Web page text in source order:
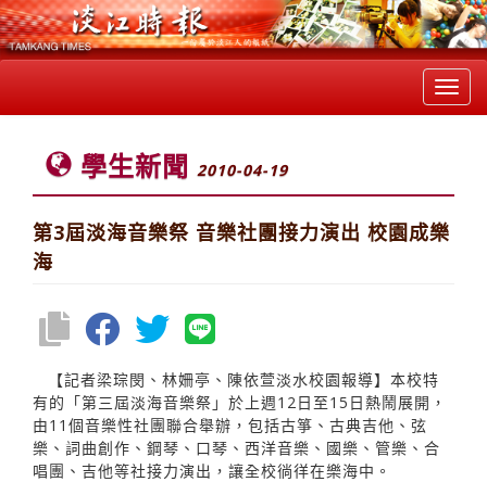
學生新聞 2010-04-19
第3屆淡海音樂祭 音樂社團接力演出 校園成樂
海
【記者梁琮閔、林姍亭、陳依萱淡水校園報導】本校特
有的「第三屆淡海音樂祭」於上週12日至15日熱鬧展開，
由11個音樂性社團聯合舉辦，包括古箏、古典吉他、弦
樂、詞曲創作、鋼琴、口琴、西洋音樂、國樂、管樂、合
唱團、吉他等社接力演出，讓全校徜徉在樂海中。